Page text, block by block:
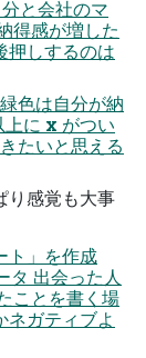
と会社のマ
得感が増した
押しするのは
色は自分が納
に x がつい
たいと思える
り感覚も大事
ト」を作成
出会った人
ことを書く場
ネガティブよ